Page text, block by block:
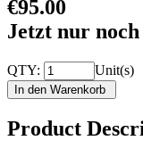
€95.00
Jetzt nur noch
QTY: Unit(s)
Product